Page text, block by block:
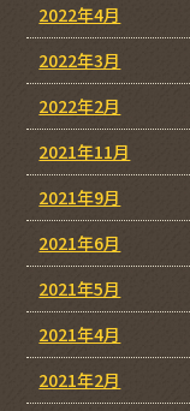
2022年4月
2022年3月
2022年2月
2021年11月
2021年9月
2021年6月
2021年5月
2021年4月
2021年2月